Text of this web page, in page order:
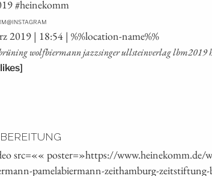
@INSTAGRAM
2019 | 18:54 | %%loca­ti­on-name%%
wolf­bier­mann jazz­sin­ger ull­stein­ver­lag lbm2019
src=«« poster=»https://www.heinekomm.de/
pamelabiermann-zeithamburg-